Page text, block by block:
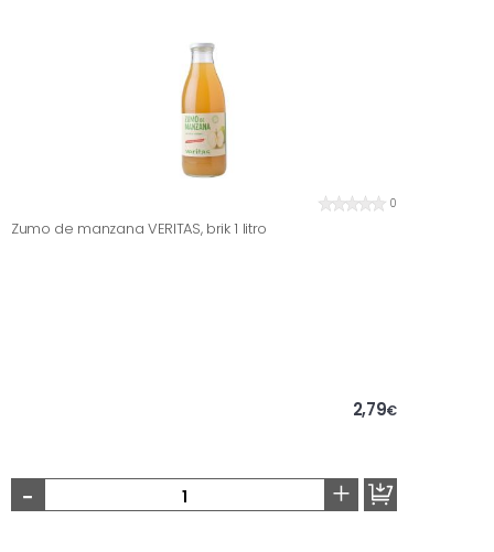
0
Zumo de manzana VERITAS, brik 1 litro
2,79€
- +